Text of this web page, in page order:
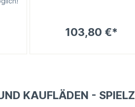
103,80 €*
KAUFLÄDEN -